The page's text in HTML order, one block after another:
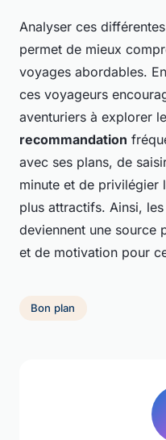
Analyser ces différentes
permet de mieux
voyages abordables.
ces voyageurs
aventuriers à explorer
recommandation
avec ses plans, de
minute et de privilégier
plus attractifs. Ainsi, les
deviennent une source
et de motivation pour
Bon plan